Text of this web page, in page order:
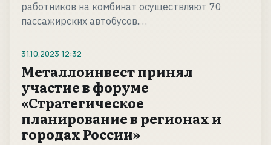
работников на комбинат осуществляют 70
пассажирских автобусов.…
31.10.2023 12:32
Металлоинвест принял
участие в форуме
«Стратегическое
планирование в регионах и
городах России»